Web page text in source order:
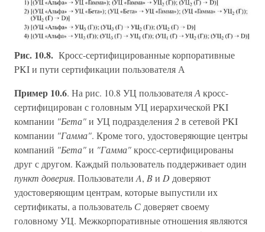
Рис. 10.8. Кросс-сертифицированные корпоративные
PKI и пути сертификации пользователя А
Пример 10.6. На рис. 10.8 УЦ пользователяА кросс-
сертифицирован с головным УЦ иерархической PKI
компании "Бета"и УЦ подразделения 2в сетевой PKI
компании "Гамма". Кроме того, удостоверяющие центры
компаний "Бета"и "Гамма"кросс-сертифицированы
друг с другом. Каждый пользователь поддерживает один
пункт доверия. Пользователи A, Bи D доверяют
удостоверяющим центрам, которые выпустили их
сертификаты, а пользователь С доверяет своему
головному УЦ. Межкорпоративные отношения являются